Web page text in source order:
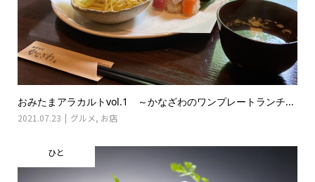
おみたまアラカルトvol.1 ～かなざわのワンプレートランチ...
2021.07.23 グルメ, お店
ひと